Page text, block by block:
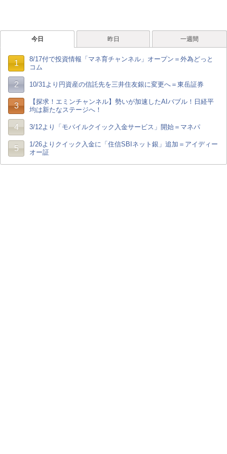
今日 昨日 一週間
1
8/17付で投資情報「マネ育チャンネル」オープン＝外為どっと
コム
2 10/31より円資産の信託先を三井住友銀に変更へ＝東岳証券
3
【探求！エミンチャンネル】勢いが加速したAIバブル！日経平
均は新たなステージへ！
4 3/12より「モバイルクイック入金サービス」開始＝マネパ
5
1/26よりクイック入金に「住信SBIネット銀」追加＝アイディー
オー証